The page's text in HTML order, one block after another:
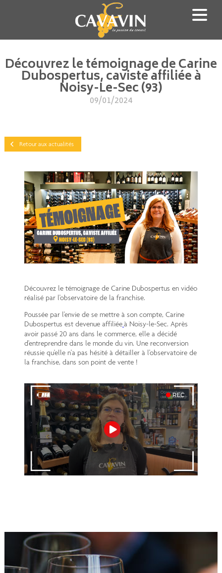
Découvrez le témoignage de Carine
Dubospertus, caviste affiliée à
Noisy-Le-Sec (93)
09/01/2024
Retour aux actualités
Découvrez le témoignage de Carine Dubospertus en vidéo
réalisé par l'observatoire de la franchise.
Poussée par l'envie de se mettre à son compte, Carine
Dubospertus est devenue affiliéeà Noisy-le-Sec. Après
avoir passé 20 ans dans le commerce, elle a décidé
d'entreprendre dans le monde du vin. Une reconversion
réussie qu'elle n'a pas hésité à détailler à l'observatoire de
la franchise, dans son point de vente !